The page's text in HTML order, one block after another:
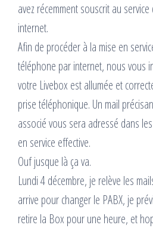
avez récemment souscrit au
internet.
Afin de procéder à la mise en
téléphone par internet, nous vous
votre Livebox est allumée et
prise téléphonique. Un mail
associé vous sera adressé dans
en service effective.
Ouf jusque là ça va.
Lundi 4 décembre, je relève les
arrive pour changer le PABX, je
retire la Box pour une heure, et